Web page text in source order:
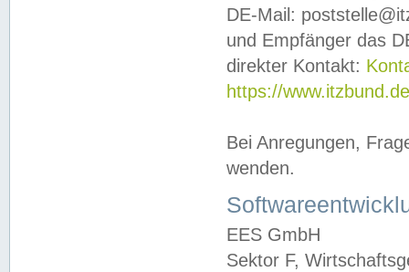
DE-Mail:
und Empfänger das
direkter Kontakt:
https://
Bei Anregungen,
wenden.
EES GmbH
Sektor F,